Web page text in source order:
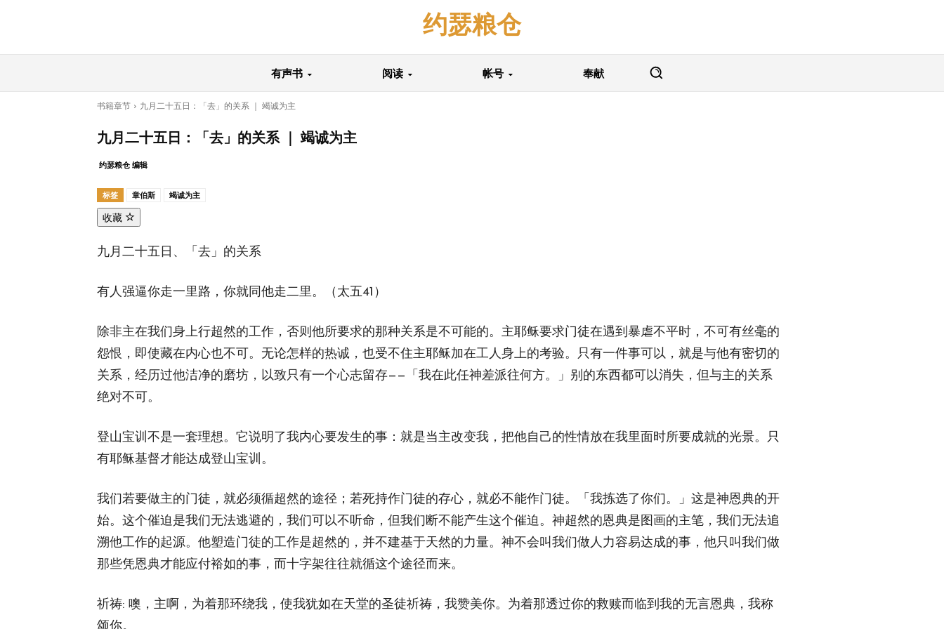
约瑟粮仓
有声书 阅读 帐号 奉献
书籍章节 九月二十五日：「去」的关系 ｜ 竭诚为主
九月二十五日：「去」的关系 ｜ 竭诚为主
约瑟粮仓 编辑
标签 章伯斯 竭诚为主
收藏
九月二十五日、「去」的关系
有人强逼你走一里路，你就同他走二里。（太五41）
除非主在我们身上行超然的工作，否则他所要求的那种关系是不可能的。主耶稣要求门徒在遇到暴虐不平时，不可有丝毫的
怨恨，即使藏在内心也不可。无论怎样的热诚，也受不住主耶稣加在工人身上的考验。只有一件事可以，就是与他有密切的
关系，经历过他洁净的磨坊，以致只有一个心志留存——「我在此任神差派往何方。」别的东西都可以消失，但与主的关系
绝对不可。
登山宝训不是一套理想。它说明了我内心要发生的事：就是当主改变我，把他自己的性情放在我里面时所要成就的光景。只
有耶稣基督才能达成登山宝训。
我们若要做主的门徒，就必须循超然的途径；若死持作门徒的存心，就必不能作门徒。「我拣选了你们。」这是神恩典的开
始。这个催迫是我们无法逃避的，我们可以不听命，但我们断不能产生这个催迫。神超然的恩典是图画的主笔，我们无法追
溯他工作的起源。他塑造门徒的工作是超然的，并不建基于天然的力量。神不会叫我们做人力容易达成的事，他只叫我们做
那些凭恩典才能应付裕如的事，而十字架往往就循这个途径而来。
祈祷: 噢，主啊，为着那环绕我，使我犹如在天堂的圣徒祈祷，我赞美你。为着那透过你的救赎而临到我的无言恩典，我称